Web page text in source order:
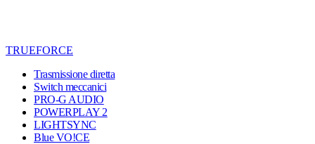
TRUEFORCE
Trasmissione diretta
Switch meccanici
PRO-G AUDIO
POWERPLAY 2
LIGHTSYNC
Blue VO!CE